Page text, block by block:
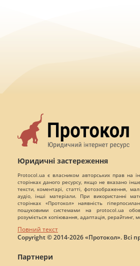
Юридичні застереження
Protocol.ua є власником авторських прав на
сторінках даного ресурсу, якщо не вказано
тексти, коментарі, статті, фотозображення,
аудіо, інші матеріали. При використанні
сторінках «Протокол» наявність
пошуковими системами на protocol.ua
розуміється копіювання, адаптація, рерайтинг,
Повний текст
Copyright © 2014-2026 «Протокол». Всі
Партнери